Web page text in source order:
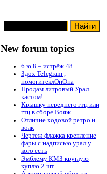
New forum topics
6 ю 8 = истрёж 48
Здох Telegram ,
помогитеклОпОна
Продам литровый Урал
кастом!
Крышку переднего гтц или
гтц в сборе Вояж
Отличие ходовой ретро и
волк
Чертеж флажка крепление
фары с надписью урал у
кого есть
Эмблему КМЗ круглую
куплю 2 шт